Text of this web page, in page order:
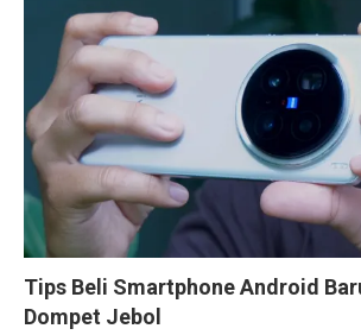
Tips Beli Smartphone Android
Dompet Jebol